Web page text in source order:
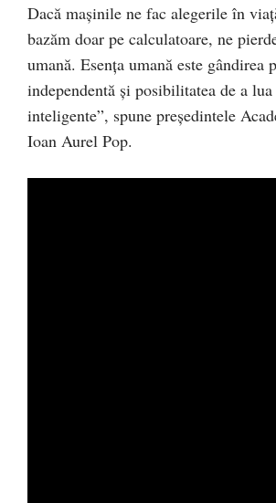
Dacă mașinile ne fac alegerile în
bazăm doar pe calculatoare, ne
umană. Esența umană este gândirea
independentă și posibilitatea de a
inteligente”, spune președintele
Ioan Aurel Pop.